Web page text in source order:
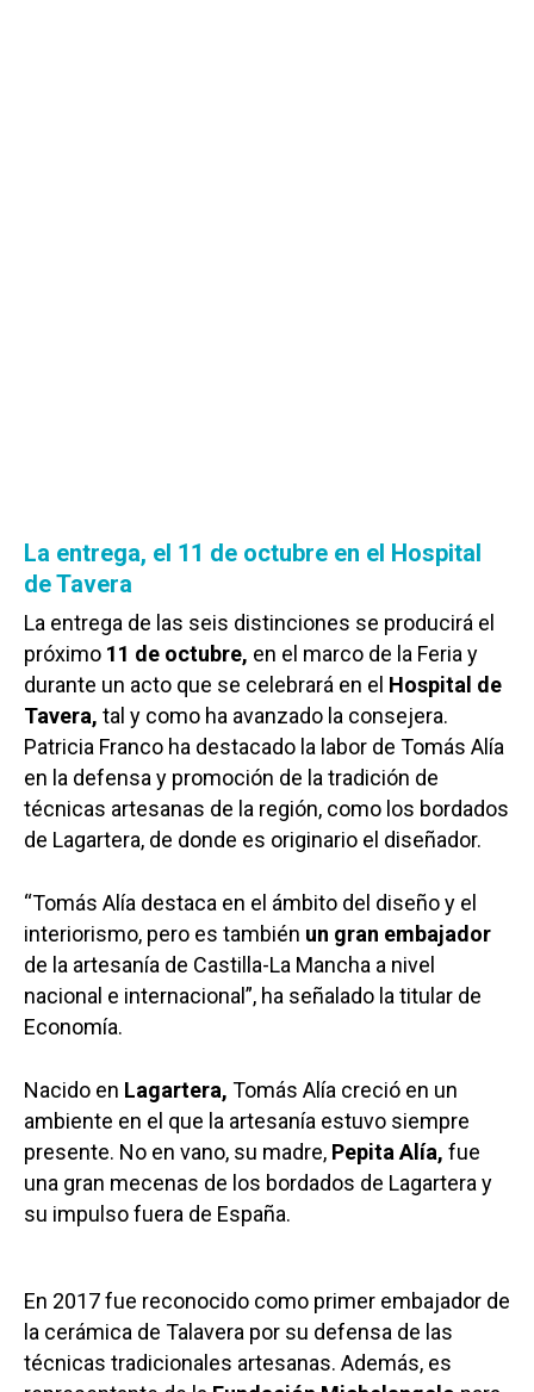
La entrega, el 11 de octubre en el Hospital
de Tavera
La entrega de las seis distinciones se producirá el
próximo 11 de octubre, en el marco de la Feria y
durante un acto que se celebrará en el Hospital de
Tavera, tal y como ha avanzado la consejera.
Patricia Franco ha destacado la labor de Tomás Alía
en la defensa y promoción de la tradición de
técnicas artesanas de la región, como los bordados
de Lagartera, de donde es originario el diseñador.
“Tomás Alía destaca en el ámbito del diseño y el
interiorismo, pero es también un gran embajador
de la artesanía de Castilla-La Mancha a nivel
nacional e internacional”, ha señalado la titular de
Economía.
Nacido en Lagartera, Tomás Alía creció en un
ambiente en el que la artesanía estuvo siempre
presente. No en vano, su madre, Pepita Alía, fue
una gran mecenas de los bordados de Lagartera y
su impulso fuera de España.
En 2017 fue reconocido como primer embajador de
la cerámica de Talavera por su defensa de las
técnicas tradicionales artesanas. Además, es